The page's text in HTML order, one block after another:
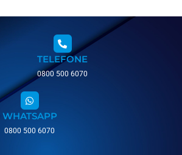
TELEFONE
0800 500 6070
WHATSAPP
0800 500 6070